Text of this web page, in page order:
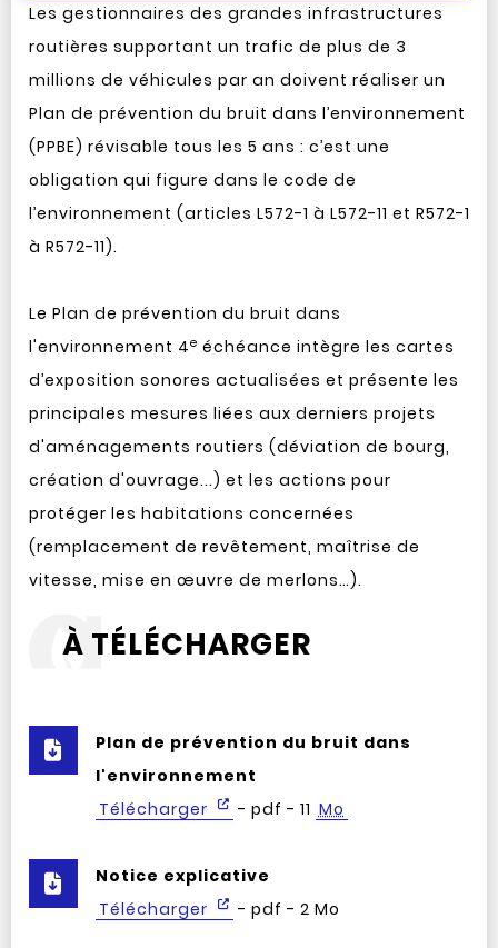
Les gestionnaires des grandes infrastructures
routières supportant un trafic de plus de 3
millions de véhicules par an doivent réaliser un
Plan de prévention du bruit dans l’environnement
(PPBE) révisable tous les 5 ans : c’est une
obligation qui figure dans le code de
l’environnement (articles L572-1 à L572-11 et R572-1
à R572-11).
Le Plan de prévention du bruit dans
l'environnement 4e échéance intègre les cartes
d’exposition sonores actualisées et présente les
principales mesures liées aux derniers projets
d'aménagements routiers (déviation de bourg,
création d'ouvrage...) et les actions pour
protéger les habitations concernées
(remplacement de revêtement, maîtrise de
vitesse, mise en œuvre de merlons…).
À TÉLÉCHARGER
Plan de prévention du bruit dans
l'environnement
Télécharger
- pdf - 11 Mo
Notice explicative
Télécharger
- pdf - 2 Mo